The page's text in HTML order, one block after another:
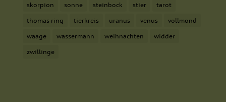
skorpion sonne steinbock stier tarot
thomas ring tierkreis uranus venus vollmond
waage wassermann weihnachten widder
zwillinge